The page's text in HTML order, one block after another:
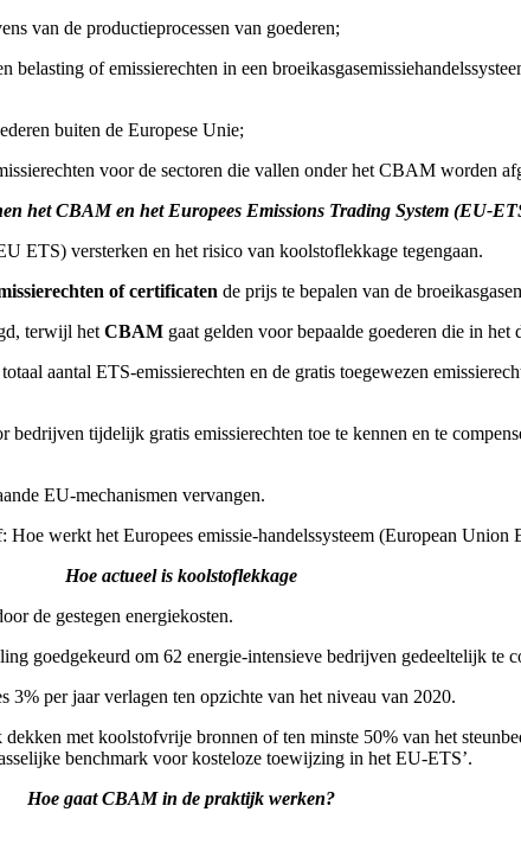
van de productieprocessen van goederen;
of emissierechten in een
buiten de Europese Unie;
voor de sectoren die vallen onder het CBAM worden
het CBAM en het Europees Emissions Trading System (EU-
ETS) versterken en het risico van koolstoflekkage tegengaan.
of certificaten de prijs te bepalen van de
terwijl het CBAM gaat gelden voor bepaalde goederen die in
aantal ETS-emissierechten en de gratis toegewezen
tijdelijk gratis emissierechten toe te kennen en te
EU-mechanismen vervangen.
werkt het Europees emissie-handelssysteem (European Union
Hoe actueel is koolstoflekkage
de gestegen energiekosten.
goedgekeurd om 62 energie-intensieve bedrijven gedeeltelijk te
3% per jaar verlagen ten opzichte van het niveau van 2020.
met koolstofvrije bronnen of ten minste 50% van het
benchmark voor kosteloze toewijzing in het EU-ETS’.
Hoe gaat CBAM in de praktijk werken?